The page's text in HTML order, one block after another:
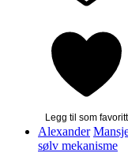
Legg til som favoritt
Alexander
sølv mekanisme